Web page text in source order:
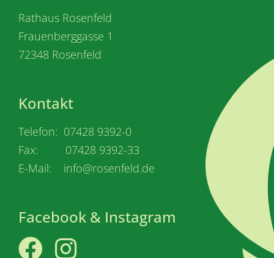
Rathaus Rosenfeld
Frauenberggasse 1
72348 Rosenfeld
Kontakt
Telefon: 07428 9392-0
Fax: 07428 9392-33
E-Mail: info@rosenfeld.de
Facebook & Instagram